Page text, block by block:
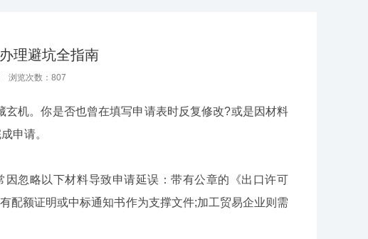
理避坑全指南
浏览次数： 807
机。你是否也曾在填写申请表时反复修改?或是因材料
申请。
忽略以下材料导致申请延误：带有公章的《出口许可
配额证明或中标通知书作为支撑文件;加工贸易企业则需